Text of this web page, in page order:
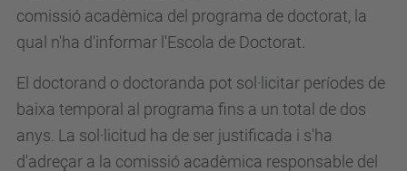
comissió acadèmica del programa de doctorat, la
qual n'ha d'informar l'Escola de Doctorat.
El doctorand o doctoranda pot sol·licitar períodes de
baixa temporal al programa fins a un total de dos
anys. La sol·licitud ha de ser justificada i s'ha
d'adreçar a la comissió acadèmica responsable del